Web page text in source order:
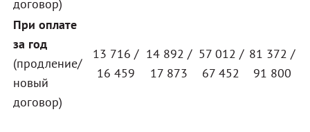
договор)
При оплате
за год
(продление/
новый
договор)
13 716 /
16 459
14 892 /
17 873
57 012 /
67 452
81 372 /
91 800